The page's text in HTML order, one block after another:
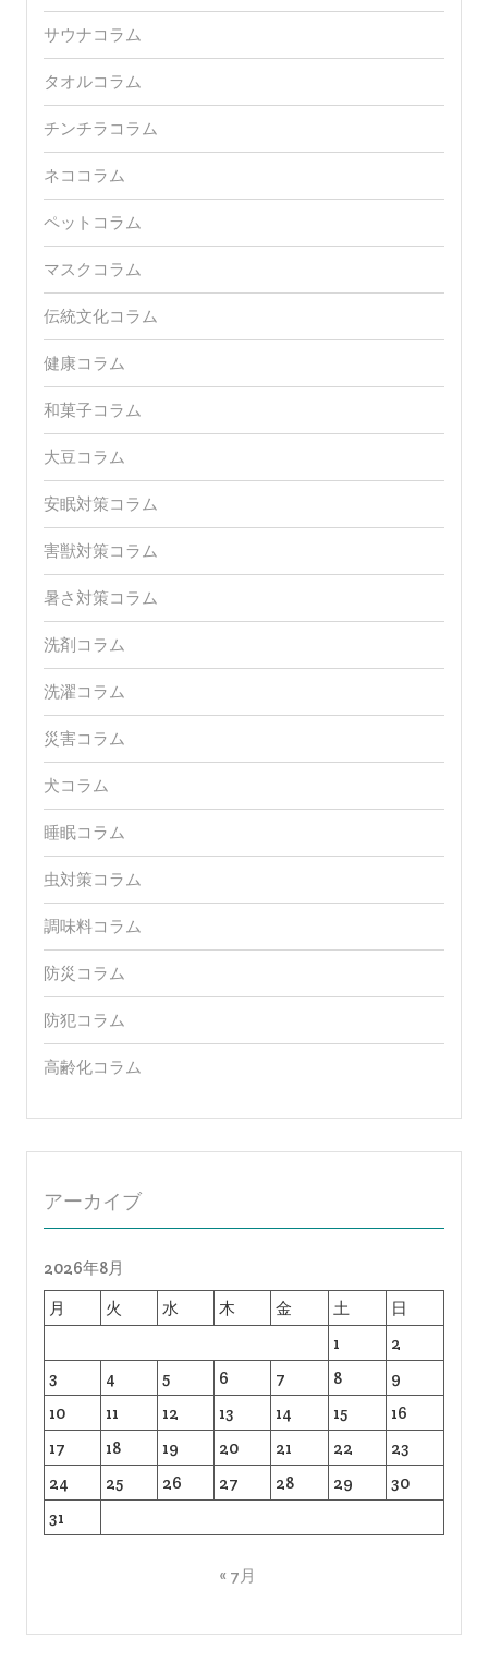
サウナコラム
タオルコラム
チンチラコラム
ネココラム
ペットコラム
マスクコラム
伝統文化コラム
健康コラム
和菓子コラム
大豆コラム
安眠対策コラム
害獣対策コラム
暑さ対策コラム
洗剤コラム
洗濯コラム
災害コラム
犬コラム
睡眠コラム
虫対策コラム
調味料コラム
防災コラム
防犯コラム
高齢化コラム
アーカイブ
2026年8月
月
火 水 木 金 土
日
1
2
3
4 5 6 7 8
9
10
11 12 13 14 15
16
17
18 19 20 21 22
23
24
25 26 27 28 29
30
31
« 7月